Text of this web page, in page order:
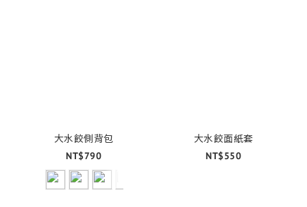
大水餃側背包
NT$790
大水餃面紙套
NT$550